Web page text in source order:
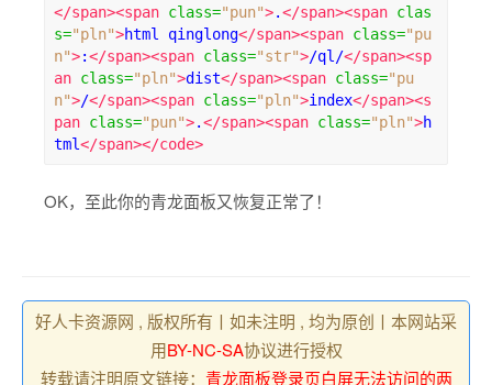
</span><span class="pun">.</span><span clas
s="pln">html qinglong</span><span class="pu
n">:</span><span class="str">/ql/</span><sp
an class="pln">dist</span><span class="pu
n">/</span><span class="pln">index</span><s
pan class="pun">.</span><span class="pln">h
tml</span></code>
OK，至此你的青龙面板又恢复正常了！
好人卡资源网 , 版权所有丨如未注明 , 均为原创丨本网站采
用BY-NC-SA协议进行授权
转载请注明原文链接： 青龙面板登录页白屏无法访问的两